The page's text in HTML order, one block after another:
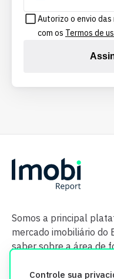
Controle sua
Autorizo o envio
com os Termos de
Somos a principal
mercado imobiliário do
saber sobre a área de